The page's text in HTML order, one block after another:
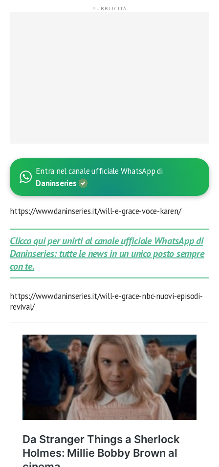
Entra nel canale ufficiale WhatsApp di
Daninseries
https://www.daninseries.it/will-e-grace-voce-karen/
Clicca qui per unirti al canale ufficiale WhatsApp di
Daninseries: tutte le news in un unico posto sempre
con te.
https://www.daninseries.it/will-e-grace-nbc-nuovi-episodi-
revival/